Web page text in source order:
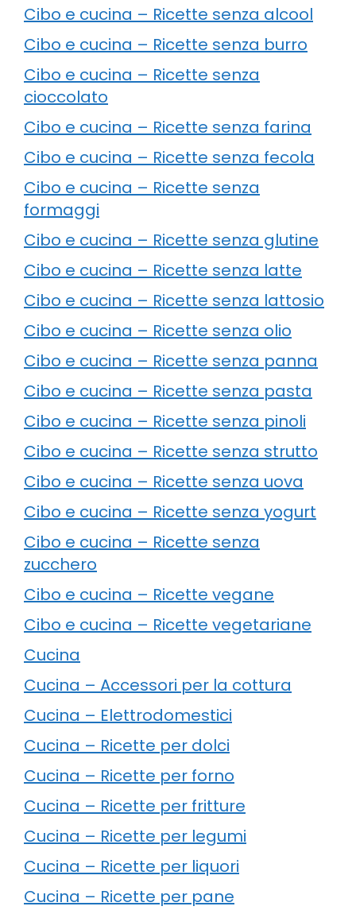
Cibo e cucina – Ricette senza alcool
Cibo e cucina – Ricette senza burro
Cibo e cucina – Ricette senza
cioccolato
Cibo e cucina – Ricette senza farina
Cibo e cucina – Ricette senza fecola
Cibo e cucina – Ricette senza
formaggi
Cibo e cucina – Ricette senza glutine
Cibo e cucina – Ricette senza latte
Cibo e cucina – Ricette senza lattosio
Cibo e cucina – Ricette senza olio
Cibo e cucina – Ricette senza panna
Cibo e cucina – Ricette senza pasta
Cibo e cucina – Ricette senza pinoli
Cibo e cucina – Ricette senza strutto
Cibo e cucina – Ricette senza uova
Cibo e cucina – Ricette senza yogurt
Cibo e cucina – Ricette senza
zucchero
Cibo e cucina – Ricette vegane
Cibo e cucina – Ricette vegetariane
Cucina
Cucina – Accessori per la cottura
Cucina – Elettrodomestici
Cucina – Ricette per dolci
Cucina – Ricette per forno
Cucina – Ricette per fritture
Cucina – Ricette per legumi
Cucina – Ricette per liquori
Cucina – Ricette per pane